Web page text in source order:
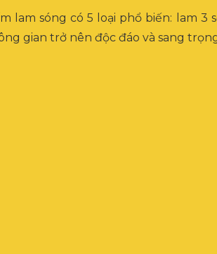
lam sóng có 5 loại phổ biến: lam 3
gian trở nên độc đáo và sang